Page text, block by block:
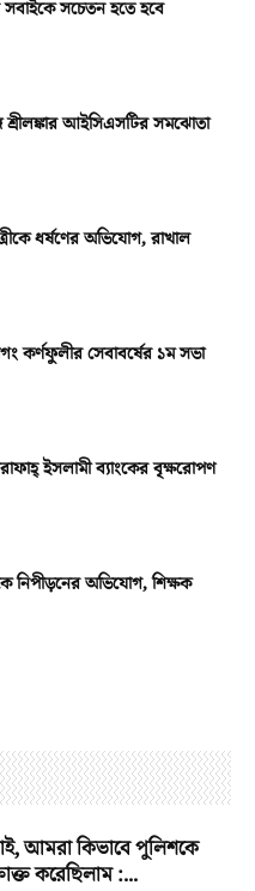
সবাইকে সচেতন হতে হবে
আইসিএসটির সমঝোতা
ধর্ষণের অভিযোগ, রাখাল
কর্ণফুলীর সেবাবর্ষের ১ম সভা
ইসলামী ব্যাংকের বৃক্ষরোপণ
নিপীড়নের অভিযোগ, শিক্ষক
আমরা কিভাবে পুলিশকে
করেছিলাম :...